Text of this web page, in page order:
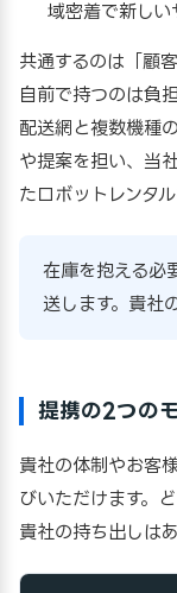
域密着で新しい
共通するのは「顧
自前で持つのは負
配送網と複数機種
や提案を担い、当
たロボットレンタ
在庫を抱える必
送します。貴社
提携の2つの
貴社の体制やお客
びいただけます。
貴社の持ち出しは